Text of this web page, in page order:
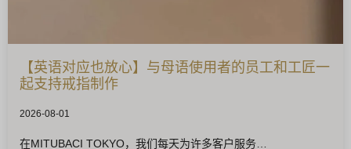
【英语对应也放心】与母语使用者的员工和工匠一
起支持戒指制作
2026-08-01
在MITUBACI TOKYO，我们每天为许多客户服务